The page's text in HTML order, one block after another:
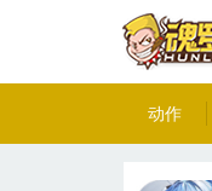
动作